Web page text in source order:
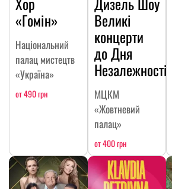
«Гомін»
Національний
палац мистецтв
«Україна»
от 490 грн
Великі
концерти
до Дня
Незалежності
МЦКМ
«Жовтневий
палац»
от 400 грн